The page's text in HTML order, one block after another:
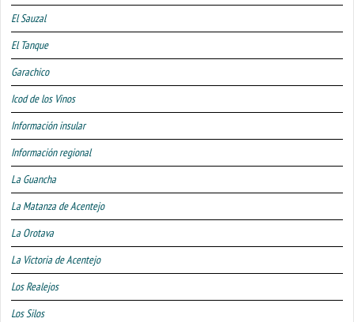
El Sauzal
El Tanque
Garachico
Icod de los Vinos
Información insular
Información regional
La Guancha
La Matanza de Acentejo
La Orotava
La Victoria de Acentejo
Los Realejos
Los Silos